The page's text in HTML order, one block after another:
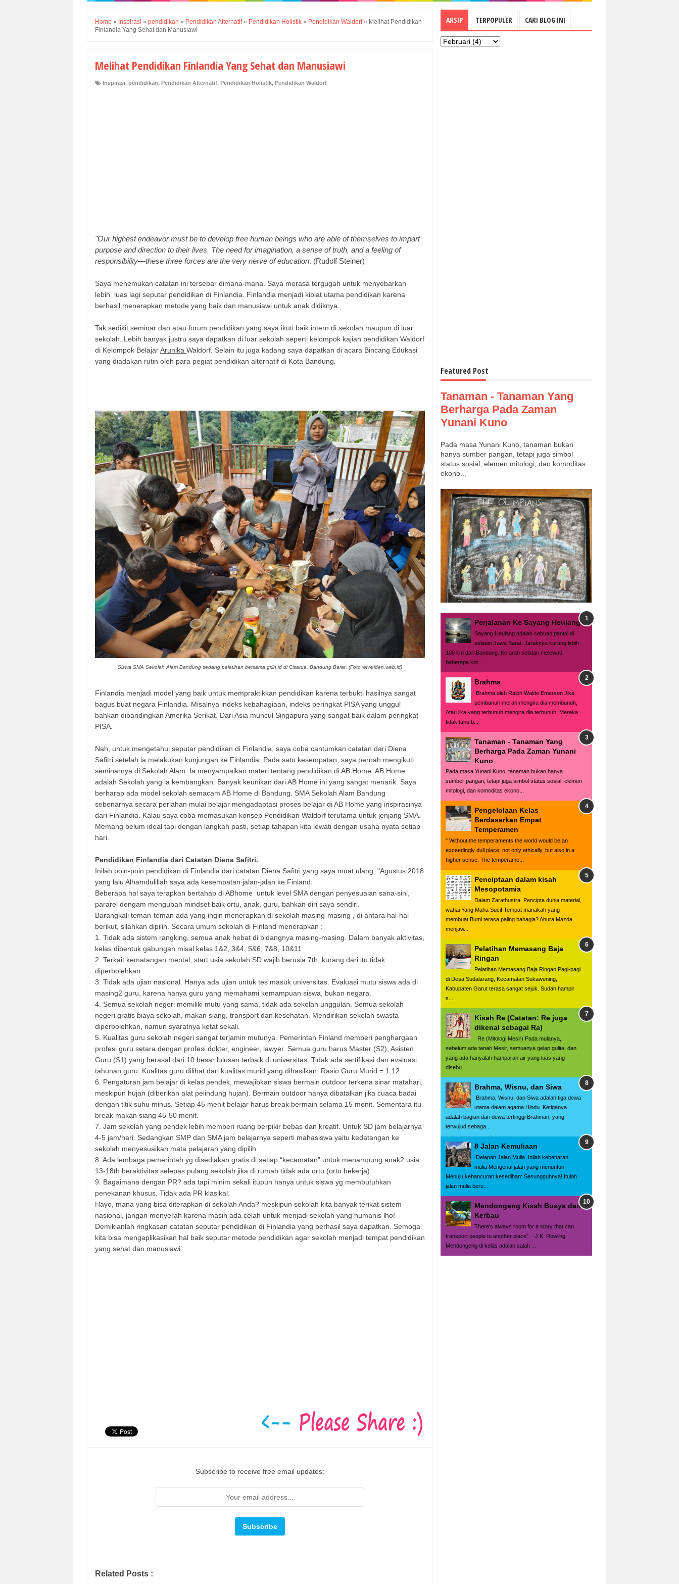
Home » Inspirasi » pendidikan » Pendidikan Alternatif» Pendidikan Holistik » Pendidikan Waldorf» Melihat Pendidikan
Finlandia Yang Sehat dan Manusiawi
Melihat Pendidikan Finlandia Yang Sehat dan Manusiawi
Inspirasi, pendidikan, Pendidikan Alternatif, Pendidikan Holistik, Pendidikan Waldorf
"Our highest endeavor must be to develop free human beings who are able of themselves to impart
purpose and direction to their lives. The need for imagination, a sense of truth, and a feeling of
responsibility—these three forces are the very nerve of education. (Rudolf Steiner)
Saya menemukan catatan ini tersebar dimana-mana. Saya merasa tergugah untuk menyebarkan
lebih luas lagi seputar pendidikan di Finlandia. Finlandia menjadi kiblat utama pendidikan karena
berhasil menerapkan metode yang baik dan manusiawi untuk anak didiknya.
Tak sedikit seminar dan atau forum pendidikan yang saya ikuti baik intern di sekolah maupun di luar
sekolah. Lebih banyak justru saya dapatkan di luar sekolah seperti kelompok kajian pendidikan Waldorf
di Kelompok BelajarArunika Waldorf. Selain itu juga kadang saya dapatkan di acara Bincang Edukasi
yang diadakan rutin oleh para pegiat pendidikan alternatif di Kota Bandung.
Siswa SMA Sekolah Alam Bandung sedang pelatihan bersama griin.id di Cisarua, Bandung Barat. (Foto www.iden.web.id)
Finlandia menjadi model yang baik untuk mempraktikkan pendidikan karena terbukti hasilnya sangat
bagus buat negara Finlandia. Misalnya indeks kebahagiaan, indeks peringkat PISA yang unggul
bahkan dibandingkan Amerika Serikat. Dari Asia muncul Singapura yang sangat baik dalam peringkat
PISA.
Nah, untuk mengetahui seputar pendidikan di Finlandia, saya coba cantumkan catatan dari Diena
Safitri setelah ia melakukan kunjungan ke Finlandia. Pada satu kesempatan, saya pernah mengikuti
seminarnya di Sekolah Alam. Ia menyampaikan materi tentang pendidikan di AB Home. AB Home
adalah Sekolah yang ia kembangkan. Banyak keunikan dari AB Home ini yang sangat menarik. Saya
berharap ada model sekolah semacam AB Home di Bandung. SMA Sekolah Alam Bandung
sebenarnya secara perlahan mulai belajar mengadaptasi proses belajar di AB Home yang inspirasinya
dari Finlandia. Kalau saya coba memasukan konsep Pendidikan Waldorf terutama untuk jenjang SMA.
Memang belum ideal tapi dengan langkah pasti, setiap tahapan kita lewati dengan usaha nyata setiap
hari.
Pendidikan Finlandia dari Catatan Diena Safitri.
Inilah poin-poin pendidikan di Finlandia dari catatan Diena Safitri yang saya muat ulang "Agustus 2018
yang lalu Alhamdulillah saya ada kesempatan jalan-jalan ke Finland.
Beberapa hal saya terapkan bertahap di ABhome untuk level SMA dengan penyesuaian sana-sini,
pararel dengam mengubah mindset baik ortu, anak, guru, bahkan diri saya sendiri.
Barangkali teman-teman ada yang ingin menerapkan di sekolah masing-masing , di antara hal-hal
berikut, silahkan dipilih. Secara umum sekolah di Finland menerapkan :
1. Tidak ada sistem rangking, semua anak hebat di bidangnya masing-masing. Dalam banyak aktivitas,
kelas dibentuk gabungan misal kelas 1&2, 3&4, 5&6, 7&8, 10&11
2. Terkait kematangan mental, start usia sekolah SD wajib berusia 7th, kurang dari itu tidak
diperbolehkan.
3. Tidak ada ujian nasional. Hanya ada ujian untuk tes masuk universitas. Evaluasi mutu siswa ada di
masing2 guru, karena hanya guru yang memahami kemampuan siswa, bukan negara.
4. Semua sekolah negeri memiliki mutu yang sama, tidak ada sekolah unggulan. Semua sekolah
negeri gratis biaya sekolah, makan siang, transport dan kesehatan. Mendirikan sekolah swasta
diperbolehkan, namun syaratnya ketat sekali.
5. Kualitas guru sekolah negeri sangat terjamin mutunya. Pemerintah Finland memberi penghargaan
profesi guru setara dengan profesi dokter, engineer, lawyer. Semua guru harus Master (S2), Asisten
Guru (S1) yang berasal dari 10 besar lulusan terbaik di universitas. Tidak ada sertifikasi dan evaluasi
tahunan guru. Kualitas guru dilihat dari kualitas murid yang dihasilkan. Rasio Guru:Murid = 1:12
6. Pengaturan jam belajar di kelas pendek, mewajibkan siswa bermain outdoor terkena sinar matahari,
meskipun hujan (diberikan alat pelindung hujan). Bermain outdoor hanya dibatalkan jika cuaca badai
dengan titik suhu minus. Setiap 45 menit belajar harus break bermain selama 15 menit. Sementara itu
break makan siang 45-50 menit.
7. Jam sekolah yang pendek lebih memberi ruang berpikir bebas dan kreatif. Untuk SD jam belajarnya
4-5 jam/hari. Sedangkan SMP dan SMA jam belajarnya seperti mahasiswa yaitu kedatangan ke
sekolah menyesuaikan mata pelajaran yang dipilih
8. Ada lembaga pemerintah yg disediakan gratis di setiap “kecamatan” untuk menampung anak2 usia
13-18th beraktivitas selepas pulang sekolah jika di rumah tidak ada ortu (ortu bekerja).
9. Bagaimana dengan PR? ada tapi minim sekali itupun hanya untuk siswa yg membutuhkan
penekanan khusus. Tidak ada PR klasikal.
Hayo, mana yang bisa diterapkan di sekolah Anda? meskipun sekolah kita banyak terikat sistem
nasional, jangan menyerah karena masih ada celah untuk menjadi sekolah yang humanis lho!
Demikianlah ringkasan catatan seputar pendidikan di Finlandia yang berhasil saya dapatkan. Semoga
kita bisa mengaplikasikan hal baik seputar metode pendidikan agar sekolah menjadi tempat pendidikan
yang sehat dan manusiawi.
Subscribe to receive free email updates:
Related Posts :
ARSIP TERPOPULER CARI BLOG INI
Featured Post
Tanaman - Tanaman Yang
Berharga Pada Zaman
Yunani Kuno
Pada masa Yunani Kuno, tanaman bukan
hanya sumber pangan, tetapi juga simbol
status sosial, elemen mitologi, dan komoditas
ekono...
Perjalanan Ke Sayang Heulang
Sayang Heulang adalah sebuah pantai di
selatan Jawa Barat. Jaraknya kurang lebih
100 km dari Bandung. Ke arah selatan melewati
beberapa kot...
Brahma
Brahma oleh Ralph Waldo Emerson Jika
pembunuh merah mengira dia membunuh,
Atau jika yang terbunuh mengira dia terbunuh, Mereka
tidak tahu b...
Tanaman - Tanaman Yang
Berharga Pada Zaman Yunani
Kuno
Pada masa Yunani Kuno, tanaman bukan hanya
sumber pangan, tetapi juga simbol status sosial, elemen
mitologi, dan komoditas ekono...
Pengelolaan Kelas
Berdasarkan Empat
Temperamen
" Without the temperaments the world would be an
exceedingly dull place, not only ethically, but also in a
higher sense. The temperame...
Penciptaan dalam kisah
Mesopotamia
Dalam Zarathustra Pencipta dunia material,
wahai Yang Maha Suci! Tempat manakah yang
membuat Bumi terasa paling bahagia? Ahura Mazda
menjaw...
Pelatihan Memasang Baja
Ringan
Pelatihan Memasang Baja Ringan Pagi-pagi
di Desa Sudalarang, Kecamatan Sukawening,
Kabupaten Garut terasa sangat sejuk. Sudah hampir
s...
Kisah Re (Catatan: Re juga
dikenal sebagai Ra)
Re (Mitologi Mesir) Pada mulanya,
sebelum ada tanah Mesir, semuanya gelap gulita, dan
yang ada hanyalah hamparan air yang luas yang
disebu...
Brahma, Wisnu, dan Siwa
Brahma, Wisnu, dan Siwa adalah tiga dewa
utama dalam agama Hindu. Ketiganya
adalah bagian dari dewa tertinggi Brahman, yang
terwujud sebaga...
8 Jalan Kemuliaan
Delapan Jalan Mulia Inilah kebenaran
mulia Mengenai jalan yang menuntun
Menuju kehancuran kesedihan: Sesungguhnya! Itulah
jalan mulia beru...
Mendongeng Kisah Buaya dan
Kerbau
There's always room for a story that can
transport people to another place". -J.K. Rowling
Mendongeng di kelas adalah salah ...